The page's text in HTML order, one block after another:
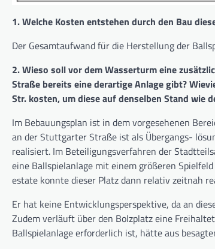
1. Welche Kosten entstehen durch den Bau
Der Gesamtaufwand für die Herstellung der
2. Wieso soll vor dem Wasserturm eine
Straße bereits eine derartige Anlage gibt?
Str. kosten, um diese auf denselben Stand wie
Im Bebauungsplan ist in dem vorgesehenen
an der Stuttgarter Straße ist als Übergangs-
realisiert. Im Beteiligungsverfahren der
eine Ballspielanlage mit einem größeren
estate konnte dieser Platz dann relativ zeitnah
Er hat keine Entwicklungsperspektive, da an
Zudem verläuft über den Bolzplatz eine
Ballspielanlage erforderlich ist, hätte aus